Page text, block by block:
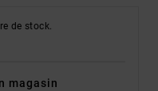
de stock.
magasin